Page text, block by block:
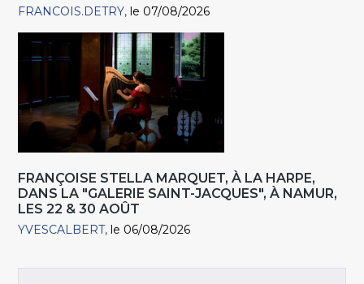
FRANCOIS.DETRY le 07/08/2026
FRANÇOISE STELLA MARQUET, À LA HARPE,
DANS LA "GALERIE SAINT-JACQUES", À NAMUR,
LES 22 & 30 AOÛT
YVESCALBERT le 06/08/2026